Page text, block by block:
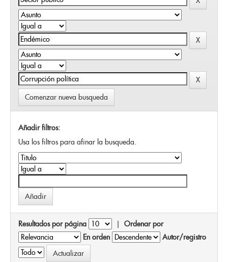
Comenzar nueva busqueda
Añadir filtros:
Usa los filtros para afinar la busqueda.
Resultados por página | Ordenar por
En orden
Autor/registro